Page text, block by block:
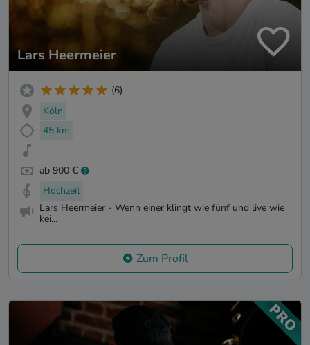
Lars Heermeier
(6)
Köln
45 km
ab 900 €
Hochzeit
Lars Heermeier - Wenn einer klingt wie fünf und live wie
kei...
Zum Profil